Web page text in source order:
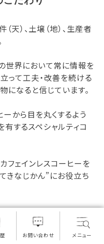
）、土壌（地）、生産者
世界において常に情報を
って工夫・改善を続ける
なると信じています。
から目を丸くするよう
するスペシャルティコ
フェインレスコーヒーを
きなじかん”にお役立ち
知る